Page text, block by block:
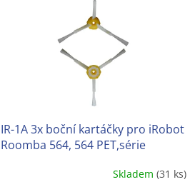
IR-1A 3x boční kartáčky pro iRobot
Roomba 564, 564 PET,série
Skladem (31 ks)